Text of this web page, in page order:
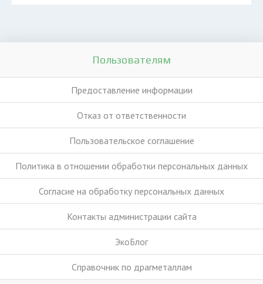
Пользователям
Предоставление информации
Отказ от ответственности
Пользовательское соглашение
Политика в отношении обработки персональных данных
Согласие на обработку персональных данных
Контакты администрации сайта
ЭкоБлог
Справочник по драгметаллам